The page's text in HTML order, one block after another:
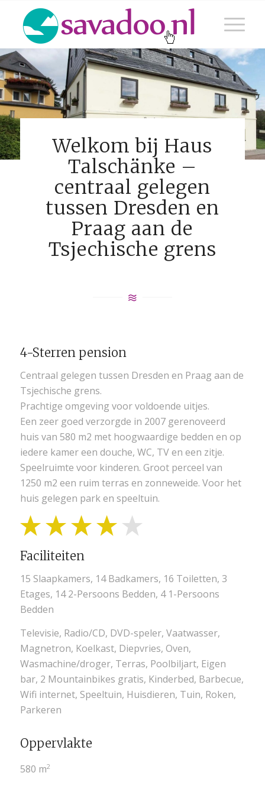
Welkom bij Haus
Talschänke –
centraal gelegen
tussen Dresden en
Praag aan de
Tsjechische grens
4-Sterren pension
Centraal gelegen tussen Dresden en Praag aan de
Tsjechische grens.
Prachtige omgeving voor voldoende uitjes.
Een zeer goed verzorgde in 2007 gerenoveerd
huis van 580 m2 met hoogwaardige bedden en op
iedere kamer een douche, WC, TV en een zitje.
Speelruimte voor kinderen. Groot perceel van
1250 m2 een ruim terras en zonneweide. Voor het
huis gelegen park en speeltuin.
Faciliteiten
15 Slaapkamers, 14 Badkamers, 16 Toiletten, 3
Etages, 14 2-Persoons Bedden, 4 1-Persoons
Bedden
Televisie, Radio/CD, DVD-speler, Vaatwasser,
Magnetron, Koelkast, Diepvries, Oven,
Wasmachine/droger, Terras, Poolbiljart, Eigen
bar, 2 Mountainbikes gratis, Kinderbed, Barbecue,
Wifi internet, Speeltuin, Huisdieren, Tuin, Roken,
Parkeren
Oppervlakte
580 m2